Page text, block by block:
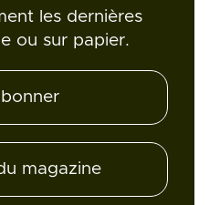
les dernières
ou sur papier.
magazine